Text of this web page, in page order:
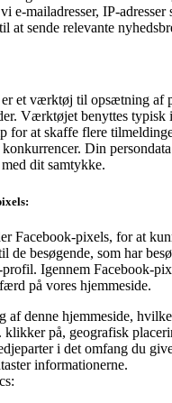
e-mailadresser, IP-adresser
at sende relevante
er et værktøj til opsætning af
Værktøjet benyttes typisk
for at skaffe flere
Din
dit samtykke.
Facebook-pixels, for at
de besøgende, som har
Igennem Facebook-
på vores hjemmeside.
af denne hjemmeside,
klikker på, geografisk
i det omfang du
informationerne.